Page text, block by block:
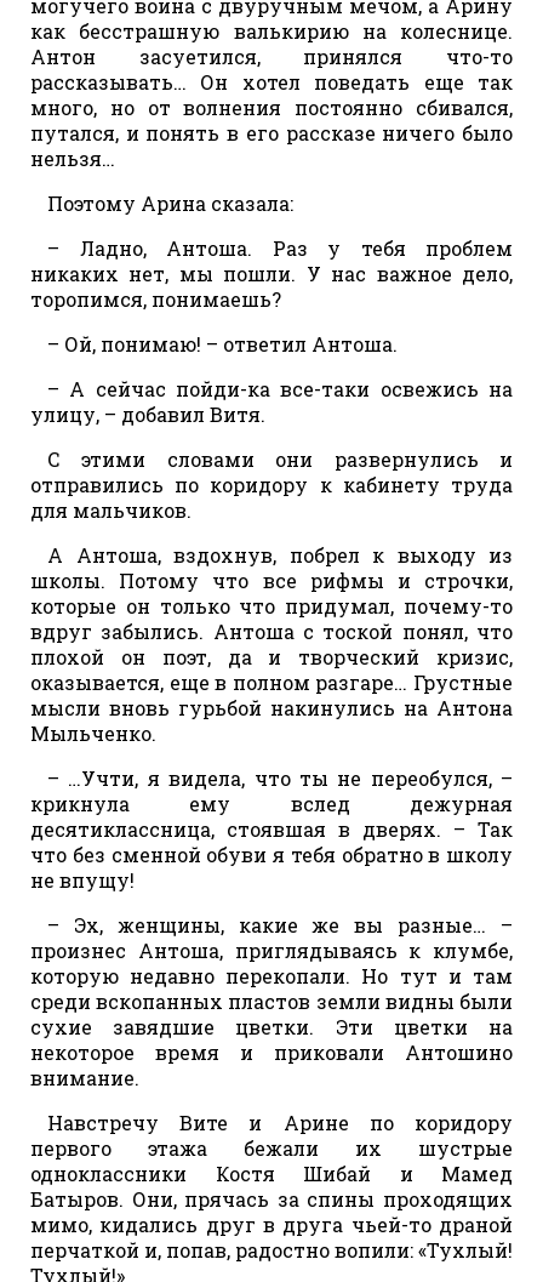
как бесстрашную валькирию на колеснице.
Антон засуетился, принялся что-то
рассказывать… Он хотел поведать еще так
много, но от волнения постоянно сбивался,
путался, и понять в его рассказе ничего было
нельзя…
Поэтому Арина сказала:
– Ладно, Антоша. Раз у тебя проблем
никаких нет, мы пошли. У нас важное дело,
торопимся, понимаешь?
– Ой, понимаю! – ответил Антоша.
– А сейчас пойди-ка все-таки освежись на
улицу, – добавил Витя.
С этими словами они развернулись и
отправились по коридору к кабинету труда
для мальчиков.
А Антоша, вздохнув, побрел к выходу из
школы. Потому что все рифмы и строчки,
которые он только что придумал, почему-то
вдруг забылись. Антоша с тоской понял, что
плохой он поэт, да и творческий кризис,
оказывается, еще в полном разгаре… Грустные
мысли вновь гурьбой накинулись на Антона
Мыльченко.
– …Учти, я видела, что ты не переобулся, –
крикнула ему вслед дежурная
десятиклассница, стоявшая в дверях. – Так
что без сменной обуви я тебя обратно в школу
не впущу!
– Эх, женщины, какие же вы разные… –
произнес Антоша, приглядываясь к клумбе,
которую недавно перекопали. Но тут и там
среди вскопанных пластов земли видны были
сухие завядшие цветки. Эти цветки на
некоторое время и приковали Антошино
внимание.
Навстречу Вите и Арине по коридору
первого этажа бежали их шустрые
одноклассники Костя Шибай и Мамед
Батыров. Они, прячась за спины проходящих
мимо, кидались друг в друга чьей-то драной
перчаткой и, попав, радостно вопили: «Тухлый!
Тухлый!»